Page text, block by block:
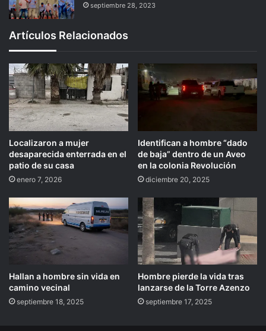
septiembre 28, 2023
Artículos Relacionados
Localizaron a mujer
desaparecida enterrada en el
patio de su casa
enero 7, 2026
Identifican a hombre “dado
de baja” dentro de un Aveo
en la colonia Revolución
diciembre 20, 2025
Hallan a hombre sin vida en
camino vecinal
septiembre 18, 2025
Hombre pierde la vida tras
lanzarse de la Torre Azenzo
septiembre 17, 2025